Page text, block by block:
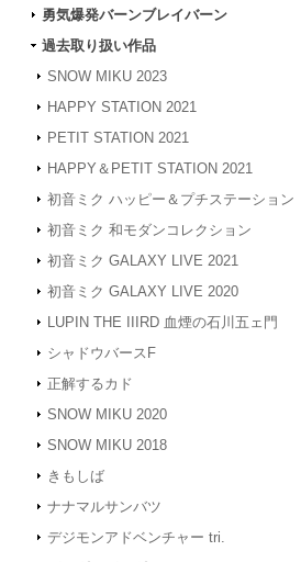
勇気爆発バーンブレイバーン
過去取り扱い作品
SNOW MIKU 2023
HAPPY STATION 2021
PETIT STATION 2021
HAPPY＆PETIT STATION 2021
初音ミク ハッピー＆プチステーション
初音ミク 和モダンコレクション
初音ミク GALAXY LIVE 2021
初音ミク GALAXY LIVE 2020
LUPIN THE IIIRD 血煙の石川五ェ門
シャドウバースF
正解するカド
SNOW MIKU 2020
SNOW MIKU 2018
きもしば
ナナマルサンバツ
デジモンアドベンチャー tri.